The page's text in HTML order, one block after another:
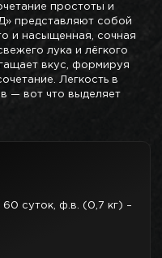
простоты и
представляют собой
и насыщенная, сочная
лука и лёгкого
вкус, формируя
Легкость в
— вот что выделяет
суток, ф.в. (0,7 кг) –